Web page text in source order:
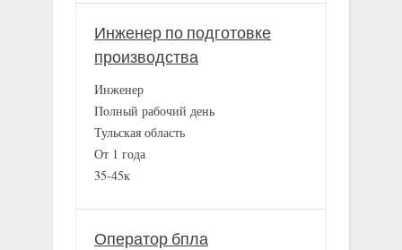
Инженер по подготовке
производства
Инженер
Полный рабочий день
Тульская область
От 1 года
35-45к
Оператор бпла